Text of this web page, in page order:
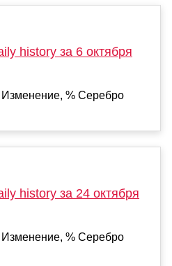
history за 6 октября
% Серебро
history за 24 октября
% Серебро